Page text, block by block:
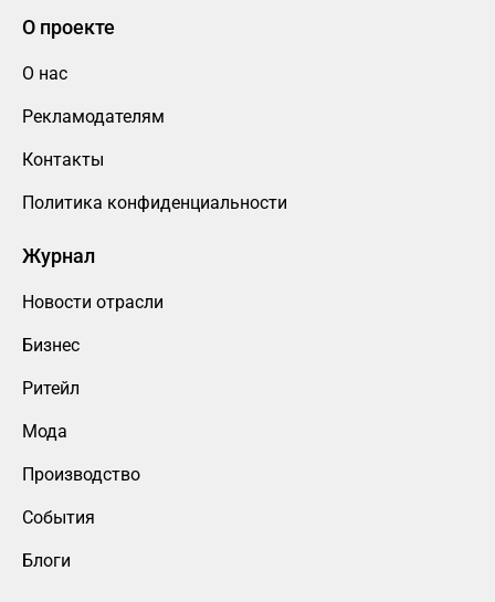
О проекте
О нас
Рекламодателям
Контакты
Политика конфиденциальности
Журнал
Новости отрасли
Бизнес
Ритейл
Мода
Производство
События
Блоги